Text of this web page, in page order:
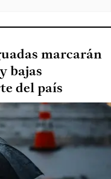
marcarán
bajas
del país